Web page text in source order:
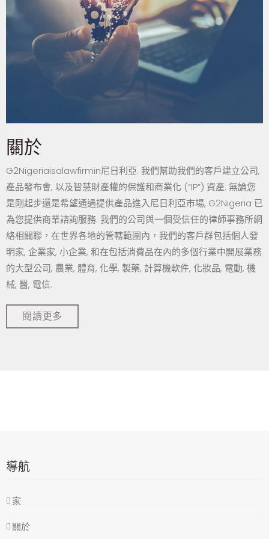
關於
G2Nigeriaisalawfirmin尼日利亞. 我們幫助我們的客戶建立公司,
產品發布會, 以及智慧財產權的保護和商業化 (“IP”) 資產. 無論您
是剛起步還是希望通過提供產品進入尼日利亞市場, G2Nigeria 已
為您提供商業諮詢服務. 我們的公司與一個受信任的律師事務所網
絡相關聯，在世界各地的管轄範圍內，我們的客戶群包括個人發
明家, 企業家, 小企業, 和在包括消費品在內的多個行業中開展業務
的大型公司, 農業, 體育, 化學, 製藥, 計算機軟件, 化妝品, 電動, 機
械, 醫, 電信.
閱讀更多
導航
家
關於